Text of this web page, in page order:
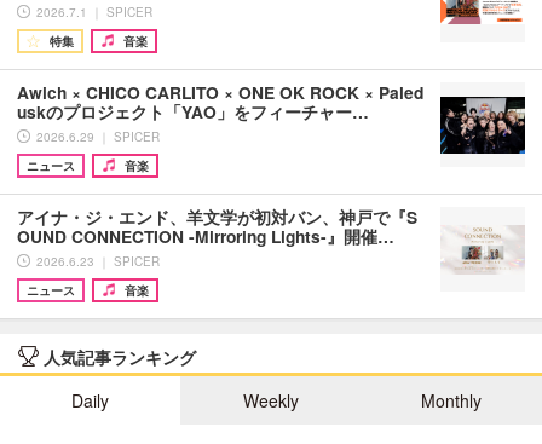
2026.7.1 ｜ SPICER
特集
音楽
Awich × CHICO CARLITO × ONE OK ROCK × Paled
uskのプロジェクト「YAO」をフィーチャー…
2026.6.29 ｜ SPICER
ニュース
音楽
アイナ・ジ・エンド、羊文学が初対バン、神戸で『S
OUND CONNECTION -Mirroring Lights-』開催…
2026.6.23 ｜ SPICER
ニュース
音楽
人気記事ランキング
Daily
Weekly Monthly